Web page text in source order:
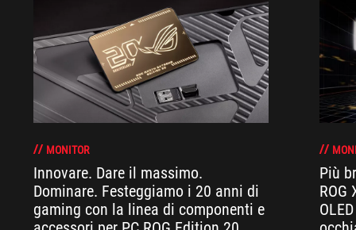
MONITOR
Innovare. Dare il massimo.
Dominare. Festeggiamo i 20 anni di
gaming con la linea di componenti e
Più
ROG